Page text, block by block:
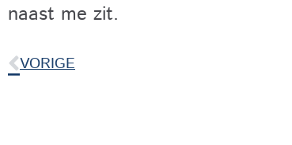
naast me zit.
VORIGE